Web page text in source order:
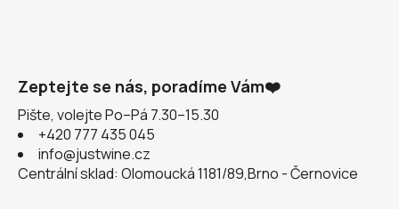
Zeptejte se nás, poradíme Vám❤️
Pište, volejte Po–Pá 7.30–15.30
+420 777 435 045
info@justwine.cz
Centrální sklad: Olomoucká 1181/89,Brno - Černovice